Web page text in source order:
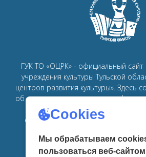
ГУК ТО «ОЦРК» - официальный сайт
учреждения культуры Тульской
центров развития культуры». Здесь
об основных мероприятиях, афишах,
классах, семинарах, главных
объединенияцентров развития
Cookies
Мы обрабатываем
пользоваться веб-